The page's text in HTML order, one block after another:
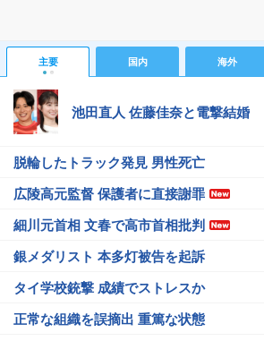
主要 国内 海外
池田直人 佐藤佳奈と電撃結婚
脱輪したトラック発見 男性死亡
広陵高元監督 保護者に直接謝罪
細川元首相 文春で高市首相批判
銀メダリスト 本多灯被告を起訴
タイ学校銃撃 成績でストレスか
正常な組織を誤摘出 重篤な状態